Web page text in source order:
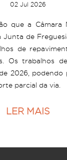
02 Jul 2026
que a Câmara
de
de
Os trabalhos
2026, podendo
parcial da via.
LER MAIS